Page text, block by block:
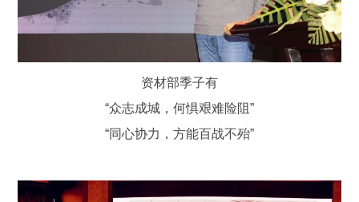
资材部季子有
“众志成城，何惧艰难险阻”
“同心协力，方能百战不殆”